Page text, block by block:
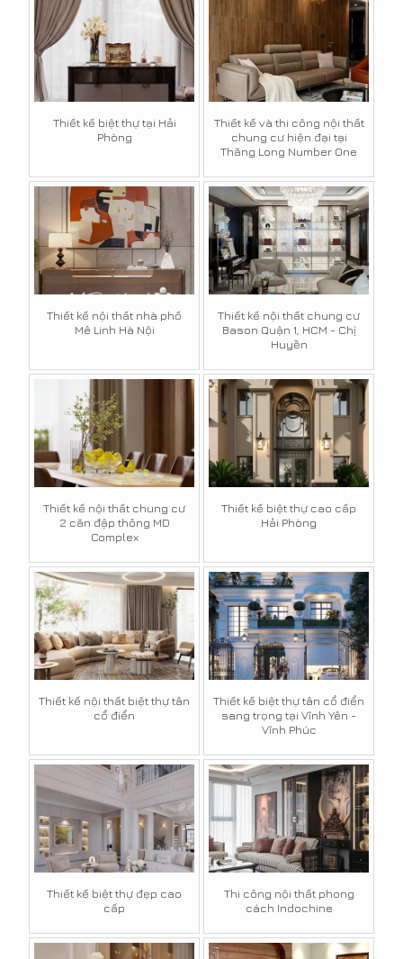
Thiết kế biệt thự tại Hải
Phòng
Thiết kế và thi công nội thất
chung cư hiện đại tại
Thăng Long Number One
Thiết kế nội thất nhà phố
Mê Linh Hà Nội
Thiết kế nội thất chung cư
Bason Quận 1, HCM - Chị
Huyền
Thiết kế nội thất chung cư
2 căn đập thông MD
Complex
Thiết kế biệt thự cao cấp
Hải Phòng
Thiết kế nội thất biệt thự tân
cổ điển
Thiết kế biệt thự tân cổ điển
sang trọng tại Vĩnh Yên -
Vĩnh Phúc
Thiết kế biệt thự đẹp cao
cấp
Thi công nội thất phong
cách Indochine